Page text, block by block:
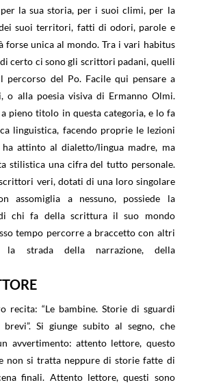
la sua storia, per i suoi climi, per la
suoi territori, fatti di odori, parole e
forse unica al mondo. Tra i vari habitus
certo ci sono gli scrittori padani, quelli
percorso del Po. Facile qui pensare a
o alla poesia visiva di Ermanno Olmi.
pieno titolo in questa categoria, e lo fa
linguistica, facendo proprie le lezioni
attinto al dialetto/lingua madre, ma
stilistica una cifra del tutto personale.
veri, dotati di una loro singolare
assomiglia a nessuno, possiede la
chi fa della scrittura il suo mondo
tempo percorre a braccetto con altri
la strada della narrazione, della
recita: “Le bambine. Storie di sguardi
brevi”. Si giunge subito al segno, che
avvertimento: attento lettore, questo
non si tratta neppure di storie fatte di
finali. Attento lettore, questi sono